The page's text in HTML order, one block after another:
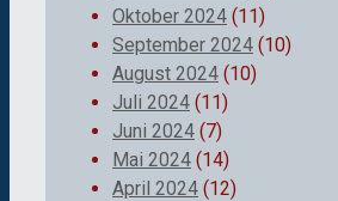
Oktober 2024 (11)
September 2024 (10)
August 2024 (10)
Juli 2024 (11)
Juni 2024 (7)
Mai 2024 (14)
April 2024 (12)